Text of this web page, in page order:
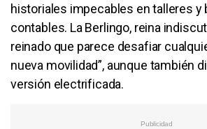
historiales impecables en talleres y
contables. La Berlingo, reina
reinado que parece desafiar
nueva movilidad”, aunque también
versión electrificada.